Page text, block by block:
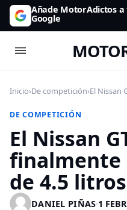
Añade MotorAdictos a
Google
Inicio›De competición›El Nissan
DE COMPETICIÓN
El Nissan
finalmente
de 4.5 litros
DANIEL PIÑAS·1